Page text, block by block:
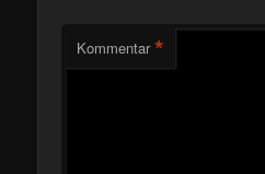
Kommentar *